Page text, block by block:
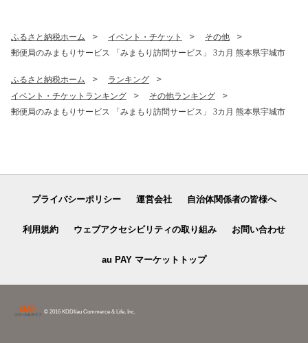
ふるさと納税ホーム イベント・チケット
その他
郵便局のみまもりサービス 「みまもり訪問サービス」 3カ月 熊本県宇城市
ふるさと納税ホーム
ランキング
イベント・チケットランキング
その他ランキング
郵便局のみまもりサービス 「みまもり訪問サービス」 3カ月 熊本県宇城市
プライバシーポリシー 運営会社 自治体関係者の皆様へ
利用規約 ウェブアクセシビリティの取り組み お問い合わせ
au PAY マーケットトップ
© 2016 KDDI/au Commerce & Life, Inc.